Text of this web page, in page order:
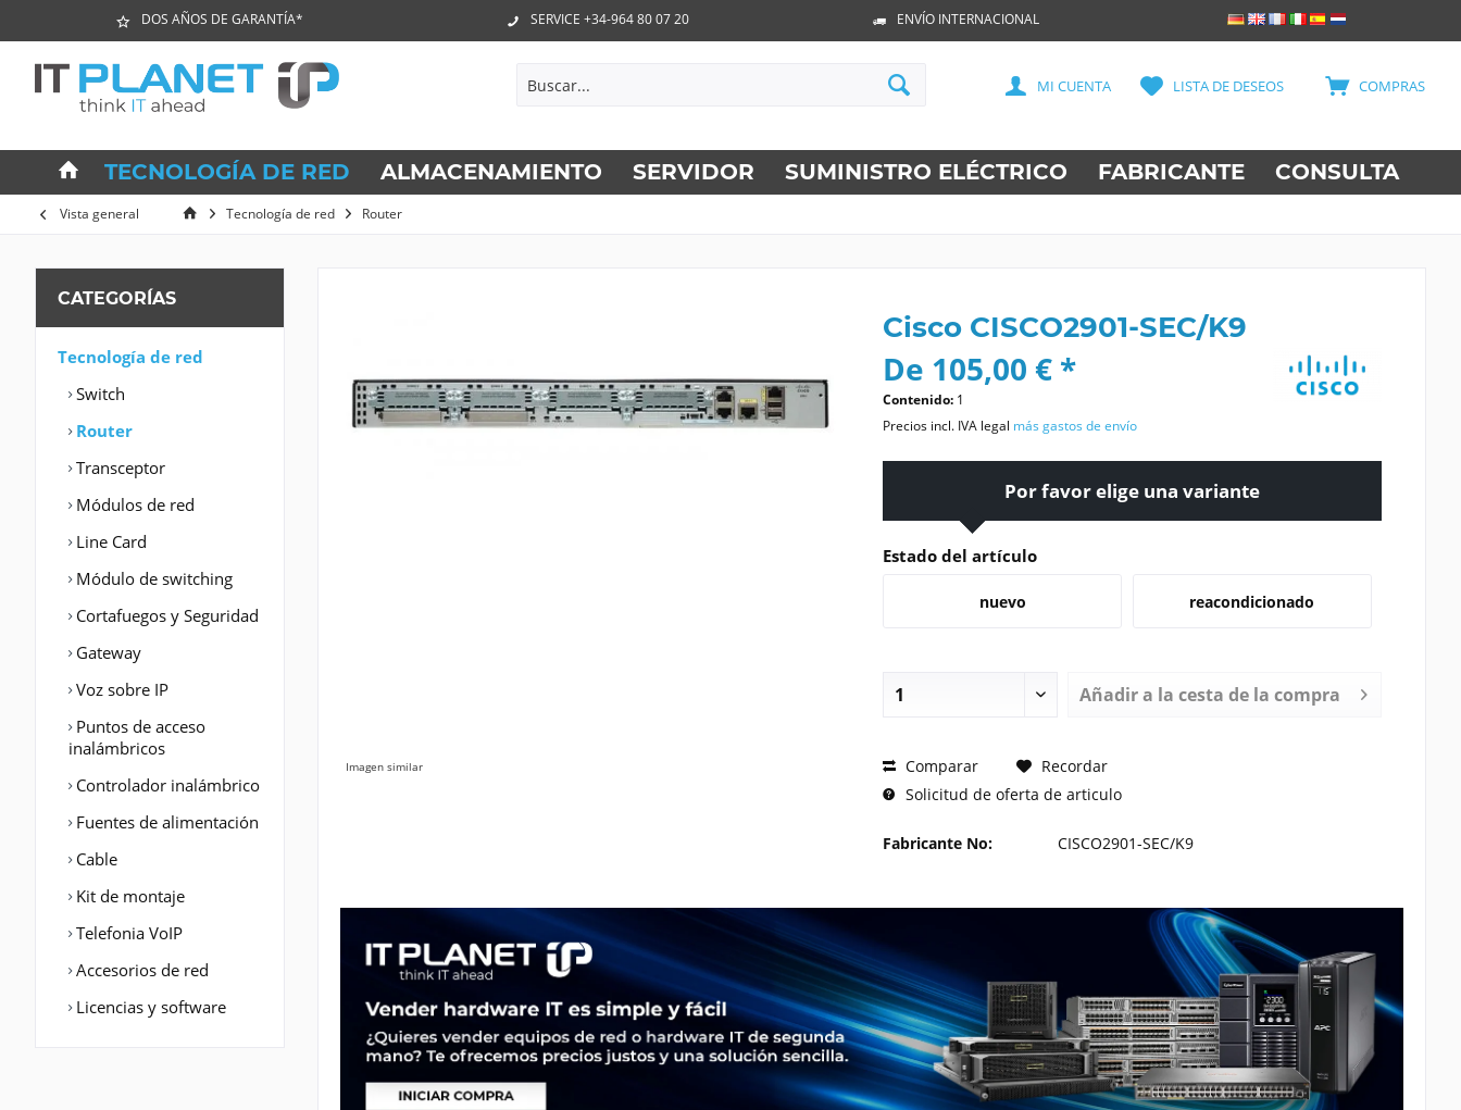
DOS AÑOS DE GARANTÍA* SERVICE +34-964 80 07 20 ENVÍO INTERNACIONAL
COMPRAS
LISTA DE DESEOS
MI CUENTA
TECNOLOGÍA DE RED ALMACENAMIENTO SERVIDOR SUMINISTRO ELÉCTRICO FABRICANTE CONSULTA
Vista general Tecnología de red Router
CATEGORÍAS
Tecnología de red
Switch
Router
Transceptor
Módulos de red
Line Card
Módulo de switching
Cortafuegos y Seguridad
Gateway
Voz sobre IP
Puntos de acceso
inalámbricos
Controlador inalámbrico
Fuentes de alimentación
Cable
Kit de montaje
Telefonia VoIP
Accesorios de red
Licencias y software
Imagen similar
Cisco CISCO2901-SEC/K9
De 105,00 € *
Contenido: 1
Precios incl. IVA legal más gastos de envío
Por favor elige una variante
Estado del artículo
nuevo reacondicionado
Añadir a la cesta de la compra
SOLICITE UN PRECIO
Comparar
Recordar
Solicitud de oferta de articulo
Fabricante No: CISCO2901-SEC/K9